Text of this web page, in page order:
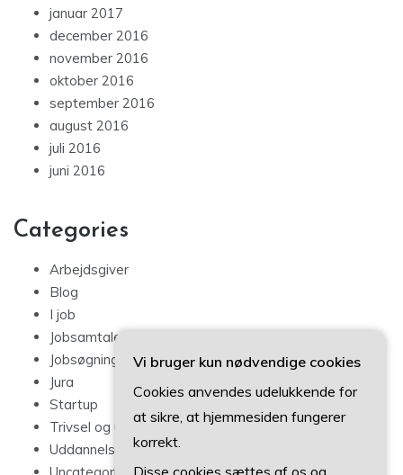
januar 2017
december 2016
november 2016
oktober 2016
september 2016
august 2016
juli 2016
juni 2016
Categories
Arbejdsgiver
Blog
I job
Jobsamtale
Jobsøgning
Jura
Startup
Trivsel og udvikling
Uddannelse
Uncategorized
Vi bruger kun nødvendige cookies
Cookies anvendes udelukkende for
at sikre, at hjemmesiden fungerer
korrekt.
Disse cookies sættes af os og